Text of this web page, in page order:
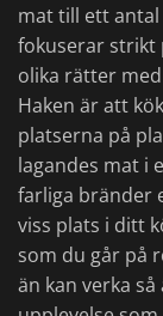
mat till ett
fokuserar strikt
olika rätter
Haken är att
platserna på
lagandes mat i
farliga bränder
viss plats i ditt
som du går på
än kan verka